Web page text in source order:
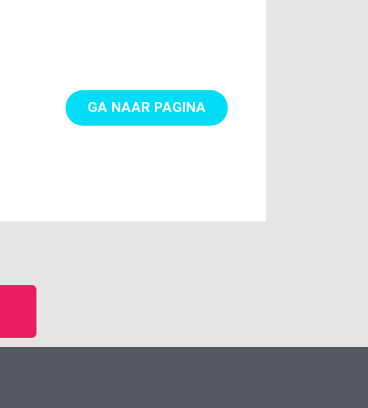
GA NAAR PAGINA